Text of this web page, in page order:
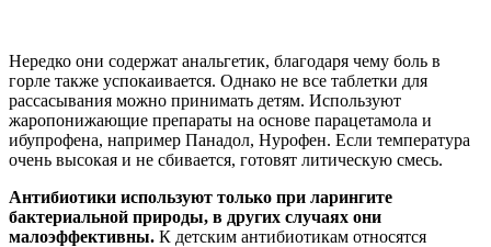
Нередко они содержат анальгетик, благодаря чему боль в
горле также успокаивается. Однако не все таблетки для
рассасывания можно принимать детям. Используют
жаропонижающие препараты на основе парацетамола и
ибупрофена, например Панадол, Нурофен. Если температура
очень высокая и не сбивается, готовят литическую смесь.
Антибиотики используют только при ларингите
бактериальной природы, в других случаях они
малоэффективны. К детским антибиотикам относятся